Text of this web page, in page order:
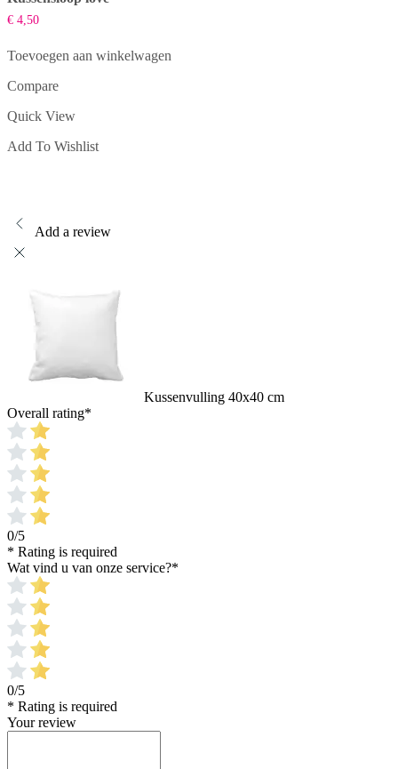
€ 4,50
Toevoegen aan winkelwagen
Compare
Quick View
Add To Wishlist
Add a review
Kussenvulling 40x40 cm
Overall rating*
0/5
* Rating is required
Wat vind u van onze service?*
0/5
* Rating is required
Your review